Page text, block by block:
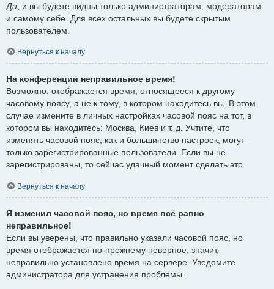
Да , и вы будете видны только администраторам, модераторам
и самому себе. Для всех остальных вы будете скрытым
пользователем.
Вернуться к началу
На конференции неправильное время!
Возможно, отображается время, относящееся к другому
часовому поясу, а не к тому, в котором находитесь вы. В этом
случае измените в личных настройках часовой пояс на тот, в
котором вы находитесь: Москва, Киев и т. д. Учтите, что
изменять часовой пояс, как и большинство настроек, могут
только зарегистрированные пользователи. Если вы не
зарегистрированы, то сейчас удачный момент сделать это.
Вернуться к началу
Я изменил часовой пояс, но время всё равно
неправильное!
Если вы уверены, что правильно указали часовой пояс, но
время отображается по-прежнему неверное, значит,
неправильно установлено время на сервере. Уведомите
администратора для устранения проблемы.